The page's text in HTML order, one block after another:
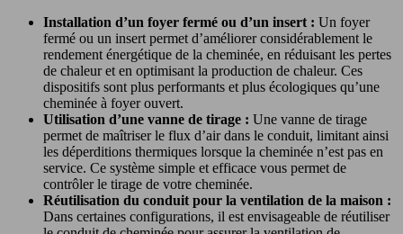
Installation d’un foyer fermé ou d’un insert : Un foyer
fermé ou un insert permet d’améliorer considérablement le
rendement énergétique de la cheminée, en réduisant les pertes
de chaleur et en optimisant la production de chaleur. Ces
dispositifs sont plus performants et plus écologiques qu’une
cheminée à foyer ouvert.
Utilisation d’une vanne de tirage : Une vanne de tirage
permet de maîtriser le flux d’air dans le conduit, limitant ainsi
les déperditions thermiques lorsque la cheminée n’est pas en
service. Ce système simple et efficace vous permet de
contrôler le tirage de votre cheminée.
Réutilisation du conduit pour la ventilation de la maison :
Dans certaines configurations, il est envisageable de réutiliser